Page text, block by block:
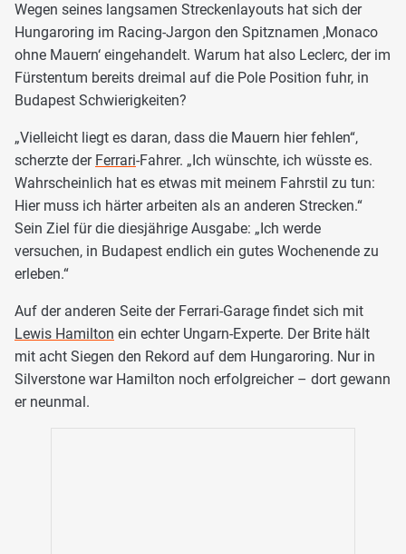
Wegen seines langsamen Streckenlayouts hat sich der
Hungaroring im Racing-Jargon den Spitznamen ‚Monaco
ohne Mauern‘ eingehandelt. Warum hat also Leclerc, der im
Fürstentum bereits dreimal auf die Pole Position fuhr, in
Budapest Schwierigkeiten?
„Vielleicht liegt es daran, dass die Mauern hier fehlen“,
scherzte der Ferrari-Fahrer. „Ich wünschte, ich wüsste es.
Wahrscheinlich hat es etwas mit meinem Fahrstil zu tun:
Hier muss ich härter arbeiten als an anderen Strecken.“
Sein Ziel für die diesjährige Ausgabe: „Ich werde
versuchen, in Budapest endlich ein gutes Wochenende zu
erleben.“
Auf der anderen Seite der Ferrari-Garage findet sich mit
Lewis Hamilton ein echter Ungarn-Experte. Der Brite hält
mit acht Siegen den Rekord auf dem Hungaroring. Nur in
Silverstone war Hamilton noch erfolgreicher – dort gewann
er neunmal.